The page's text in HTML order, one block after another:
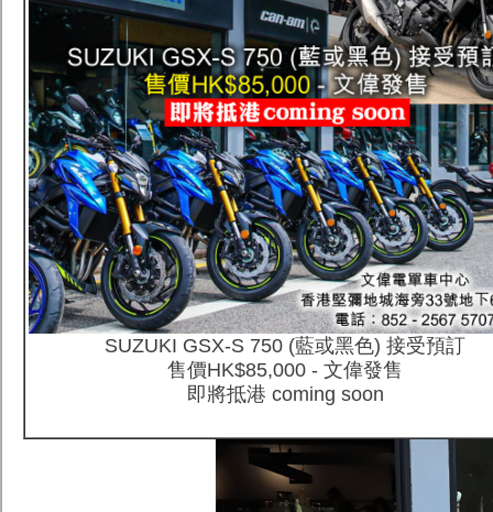
SUZUKI GSX-S 750 (藍或黑色) 接受預訂
售價HK$85,000 - 文偉發售
即將抵港 coming soon